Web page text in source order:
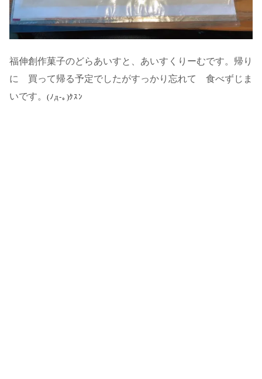
福伸創作菓子のどらあいすと、あいすくりーむです。帰り
に 買って帰る予定でしたがすっかり忘れて 食べずじま
いです。 (ﾉд-｡)ｸｽﾝ